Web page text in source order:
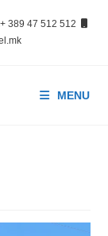
+ 389 47 512 512
MENU